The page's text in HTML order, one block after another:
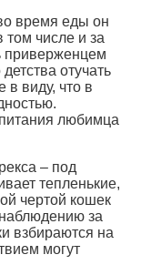
время еды он
том числе и за
приверженцем
отучать
в виду, что в
любимца
– под
тепленькие,
чертой кошек
за
взбираются на
могут